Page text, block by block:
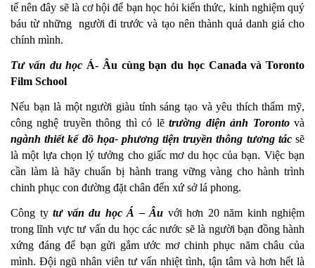
tế nên đây sẽ là cơ hội để bạn học hỏi kiến thức, kinh nghiệm quý
báu từ những  người đi trước và tạo nên thành quả danh giá cho
chính mình.
Tư vấn du học Á- Âu cùng bạn du học Canada và Toronto
Film School
Nếu bạn là một người giàu tính sáng tạo và yêu thích thẩm mỹ,
công nghệ truyền thông thì có lẽ trường điện ảnh Toronto
ngành thiết kế đồ họa- phương tiện truyền thông tương tác sẽ
là một lựa chọn lý tưởng cho giấc mơ du học của bạn. Việc bạn
cần làm là hãy chuẩn bị hành trang vững vàng cho hành trình
chinh phục con đường đặt chân đến xứ sở lá phong.
Công ty tư vấn du học Á – Âu với hơn 20 năm kinh nghiệm
trong lĩnh vực tư vấn du học các nước sẽ là người bạn đồng hành
xứng đáng để bạn gửi gắm ước mơ chinh phục năm châu của
mình. Đội ngũ nhân viên tư vấn nhiệt tình, tận tâm và hơn hết là